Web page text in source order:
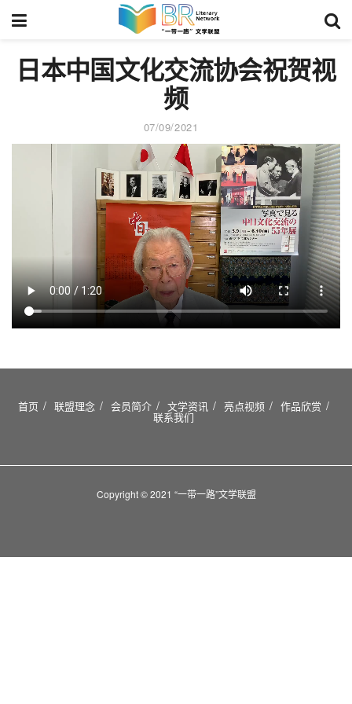
日本中国文化交流协会祝贺视
频
07/09/2021
首页 联盟理念 会员简介 文学资讯 亮点视频 作品欣赏
联系我们
Copyright © 2021 “一带一路”文学联盟